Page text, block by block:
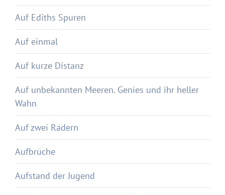
Auf Ediths Spuren
Auf einmal
Auf kurze Distanz
Auf unbekannten Meeren. Genies und ihr heller
Wahn
Auf zwei Rädern
Aufbrüche
Aufstand der Jugend